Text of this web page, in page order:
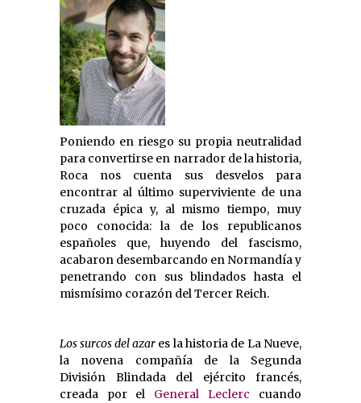
Poniendo en riesgo su propia neutralidad
para convertirse en narrador de la historia,
Roca nos cuenta sus desvelos para
encontrar al último superviviente de una
cruzada épica y, al mismo tiempo, muy
poco conocida: la de los republicanos
españoles que, huyendo del fascismo,
acabaron desembarcando en Normandía y
penetrando con sus blindados hasta el
mismísimo corazón del Tercer Reich.
Los surcos del azar es la historia de La Nueve,
la novena compañía de la Segunda
División Blindada del ejército francés,
creada por el General Leclerc cuando